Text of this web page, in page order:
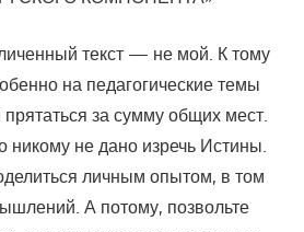
текст — не мой. К тому
на педагогические темы
за сум­му общих мест.
никому не дано изречь Истины.
личным опытом, в том
А потому, позвольте